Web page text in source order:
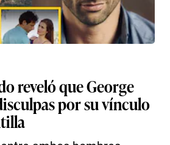
reveló que George
por su vínculo